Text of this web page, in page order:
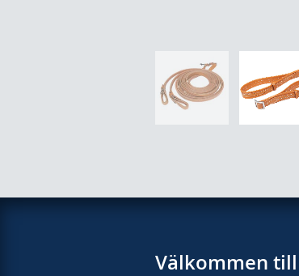
Välkommen till